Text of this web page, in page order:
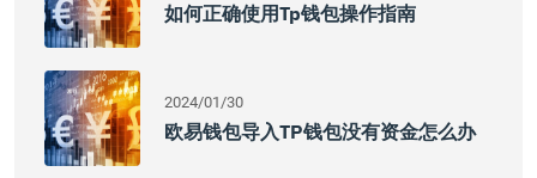
如何正确使用tp钱包操作指南
2024/01/30
欧易钱包导入TP钱包没有资金怎么办